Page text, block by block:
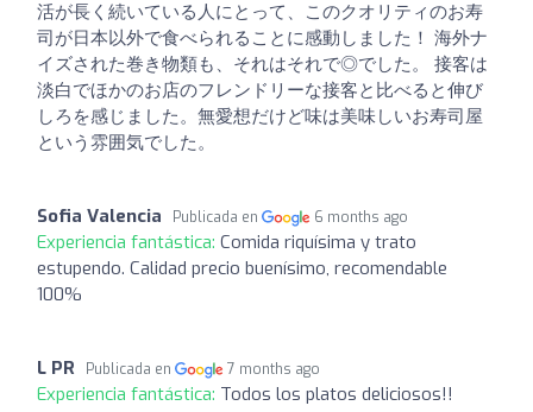
活が長く続いている人にとって、このクオリティのお寿
司が日本以外で食べられることに感動しました！ 海外ナ
イズされた巻き物類も、それはそれで◎でした。 接客は
淡白でほかのお店のフレンドリーな接客と比べると伸び
しろを感じました。無愛想だけど味は美味しいお寿司屋
という雰囲気でした。
Sofia Valencia Publicada en 6 months ago
Experiencia fantástica: Comida riquísima y trato
estupendo. Calidad precio buenísimo, recomendable
100%
L PR Publicada en 7 months ago
Experiencia fantástica: Todos los platos deliciosos!!